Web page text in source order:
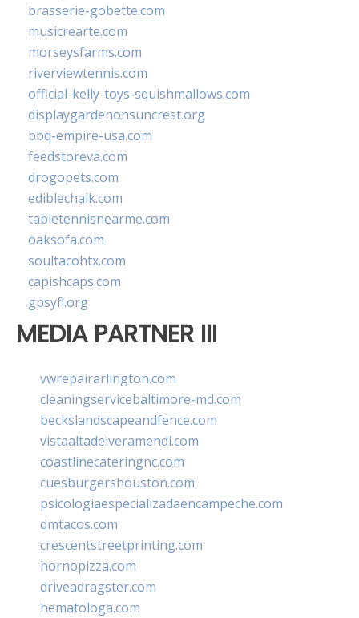
brasserie-gobette.com
musicrearte.com
morseysfarms.com
riverviewtennis.com
official-kelly-toys-squishmallows.com
displaygardenonsuncrest.org
bbq-empire-usa.com
feedstoreva.com
drogopets.com
ediblechalk.com
tabletennisnearme.com
oaksofa.com
soultacohtx.com
capishcaps.com
gpsyfl.org
MEDIA PARTNER III
vwrepairarlington.com
cleaningservicebaltimore-md.com
beckslandscapeandfence.com
vistaaltadelveramendi.com
coastlinecateringnc.com
cuesburgershouston.com
psicologiaespecializadaencampeche.com
dmtacos.com
crescentstreetprinting.com
hornopizza.com
driveadragster.com
hematologa.com